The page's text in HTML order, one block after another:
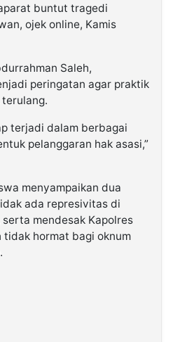
buntut tragedi
ojek online, Kamis
Saleh,
peringatan agar praktik
terjadi dalam berbagai
pelanggaran hak asasi,”
menyampaikan dua
ada represivitas di
mendesak Kapolres
tidak hormat bagi oknum